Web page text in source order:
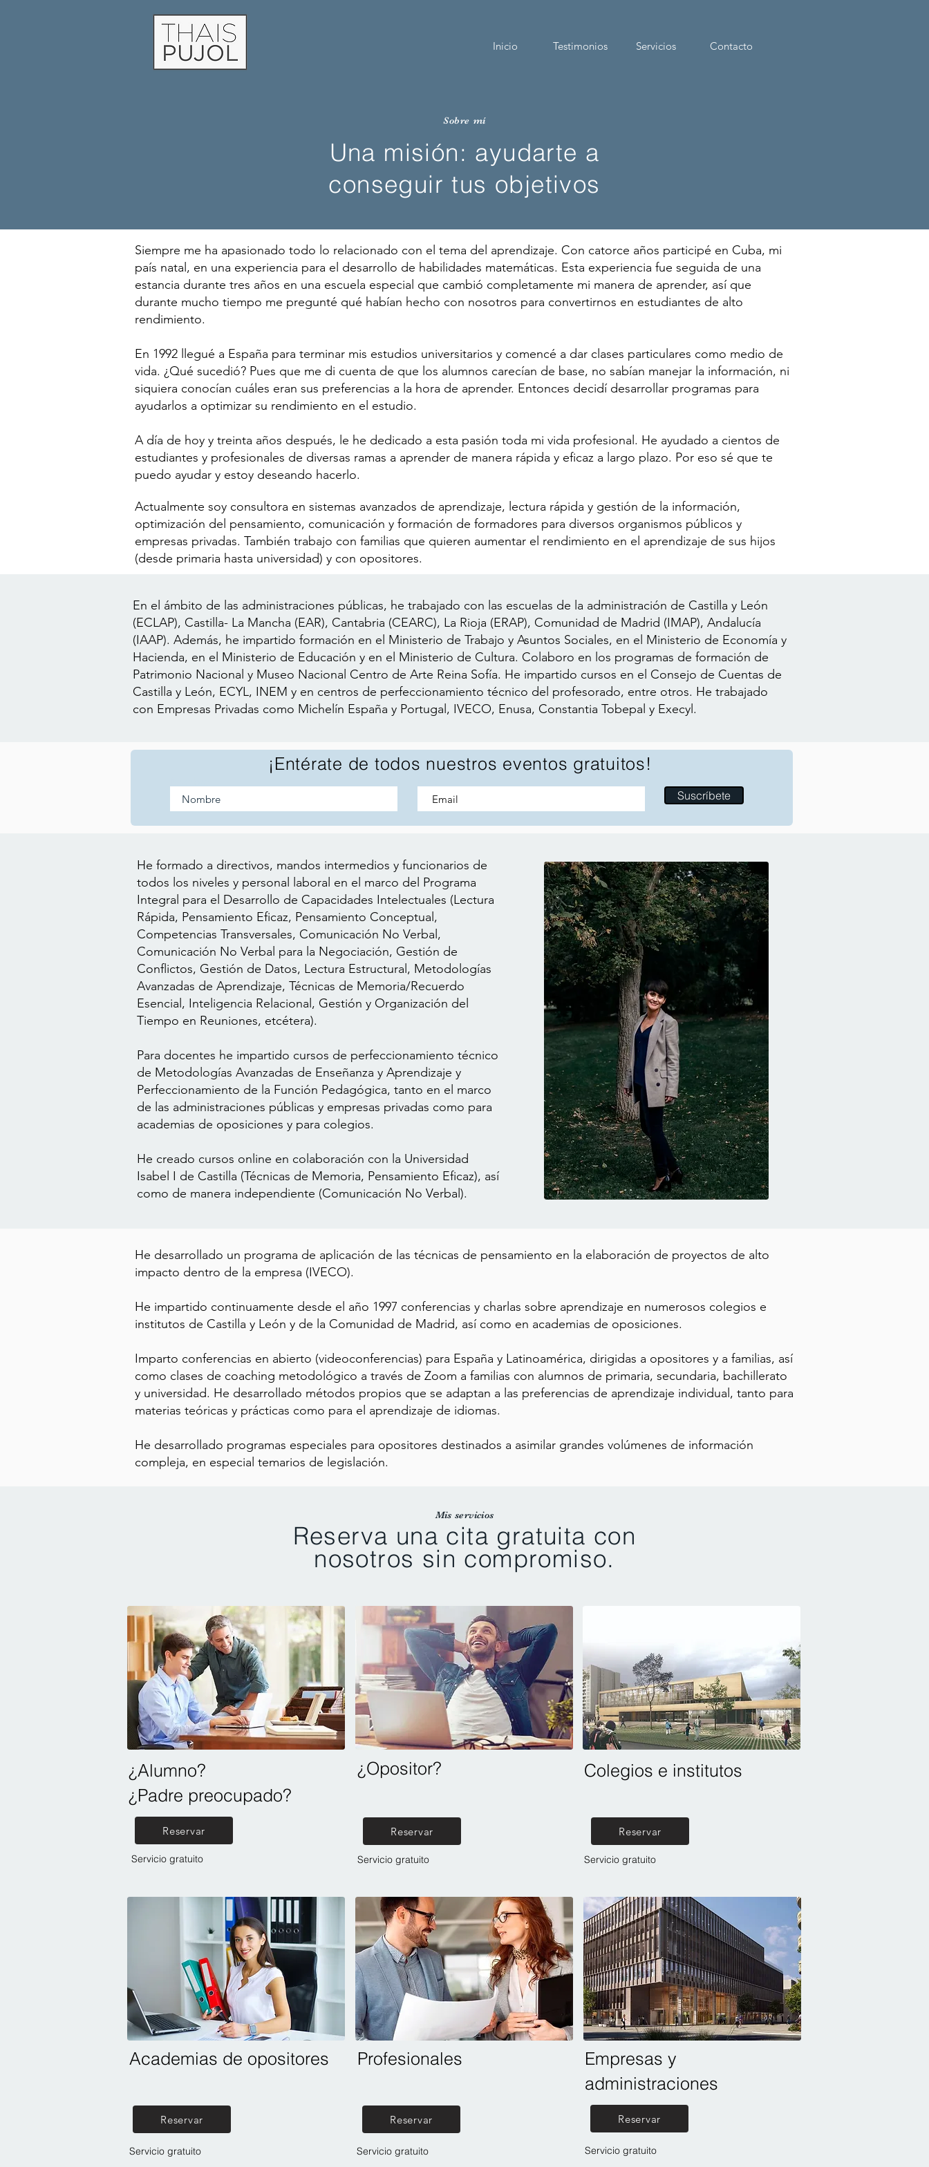
Inicio Testimonios Servicios Contacto
Sobre mí
Una misión: ayudarte a
conseguir tus objetivos
Siempre me ha apasionado todo lo relacionado con el tema del aprendizaje. Con catorce años participé en Cuba, mi
país natal, en una experiencia para el desarrollo de habilidades matemáticas. Esta experiencia fue seguida de una
estancia durante tres años en una escuela especial que cambió completamente mi manera de aprender, así que
durante mucho tiempo me pregunté qué habían hecho con nosotros para convertirnos en estudiantes de alto
rendimiento.
En 1992 llegué a España para terminar mis estudios universitarios y comencé a dar clases particulares como medio de
vida. ¿Qué sucedió? Pues que me di cuenta de que los alumnos carecían de base, no sabían manejar la información, ni
siquiera conocían cuáles eran sus preferencias a la hora de aprender. Entonces decidí desarrollar programas para
ayudarlos a optimizar su rendimiento en el estudio.
A día de hoy y treinta años después, le he dedicado a esta pasión toda mi vida profesional. He ayudado a cientos de
estudiantes y profesionales de diversas ramas a aprender de manera rápida y eficaz a largo plazo. Por eso sé que te
puedo ayudar y estoy deseando hacerlo.
Actualmente soy consultora en sistemas avanzados de aprendizaje, lectura rápida y gestión de la información,
optimización del pensamiento, comunicación y formación de formadores para diversos organismos públicos y
empresas privadas. También trabajo con familias que quieren aumentar el rendimiento en el aprendizaje de sus hijos
(desde primaria hasta universidad) y con opositores.
En el ámbito de las administraciones públicas, he trabajado con las escuelas de la administración de Castilla y León
(ECLAP), Castilla- La Mancha (EAR), Cantabria (CEARC), La Rioja (ERAP), Comunidad de Madrid (IMAP), Andalucía
(IAAP). Además, he impartido formación en el Ministerio de Trabajo y Asuntos Sociales, en el Ministerio de Economía y
Hacienda, en el Ministerio de Educación y en el Ministerio de Cultura. Colaboro en los programas de formación de
Patrimonio Nacional y Museo Nacional Centro de Arte Reina Sofía. He impartido cursos en el Consejo de Cuentas de
Castilla y León, ECYL, INEM y en centros de perfeccionamiento técnico del profesorado, entre otros. He trabajado
con Empresas Privadas como Michelín España y Portugal, IVECO, Enusa, Constantia Tobepal y Execyl.
¡Entérate de todos nuestros eventos gratuitos!
Suscríbete
He formado a directivos, mandos intermedios y funcionarios de
todos los niveles y personal laboral en el marco del Programa
Integral para el Desarrollo de Capacidades Intelectuales (Lectura
Rápida, Pensamiento Eficaz, Pensamiento Conceptual,
Competencias Transversales, Comunicación No Verbal,
Comunicación No Verbal para la Negociación, Gestión de
Conflictos, Gestión de Datos, Lectura Estructural, Metodologías
Avanzadas de Aprendizaje, Técnicas de Memoria/Recuerdo
Esencial, Inteligencia Relacional, Gestión y Organización del
Tiempo en Reuniones, etcétera).
Para docentes he impartido cursos de perfeccionamiento técnico
de Metodologías Avanzadas de Enseñanza y Aprendizaje y
Perfeccionamiento de la Función Pedagógica, tanto en el marco
de las administraciones públicas y empresas privadas como para
academias de oposiciones y para colegios.
He creado cursos online en colaboración con la Universidad
Isabel I de Castilla (Técnicas de Memoria, Pensamiento Eficaz), así
como de manera independiente (Comunicación No Verbal).
He desarrollado un programa de aplicación de las técnicas de pensamiento en la elaboración de proyectos de alto
impacto dentro de la empresa (IVECO).
He impartido continuamente desde el año 1997 conferencias y charlas sobre aprendizaje en numerosos colegios e
institutos de Castilla y León y de la Comunidad de Madrid, así como en academias de oposiciones.
Imparto conferencias en abierto (videoconferencias) para España y Latinoamérica, dirigidas a opositores y a familias, así
como clases de coaching metodológico a través de Zoom a familias con alumnos de primaria, secundaria, bachillerato
y universidad. He desarrollado métodos propios que se adaptan a las preferencias de aprendizaje individual, tanto para
materias teóricas y prácticas como para el aprendizaje de idiomas.
He desarrollado programas especiales para opositores destinados a asimilar grandes volúmenes de información
compleja, en especial temarios de legislación.
Mis servicios
Reserva una cita gratuita con
nosotros sin compromiso.
¿Alumno?
¿Padre preocupado?
Reservar
Servicio gratuito
¿Opositor?
Reservar
Servicio gratuito
Colegios e institutos
Reservar
Servicio gratuito
Academias de opositores
Reservar
Servicio gratuito
Profesionales
Reservar
Servicio gratuito
Empresas y
administraciones
Reservar
Servicio gratuito